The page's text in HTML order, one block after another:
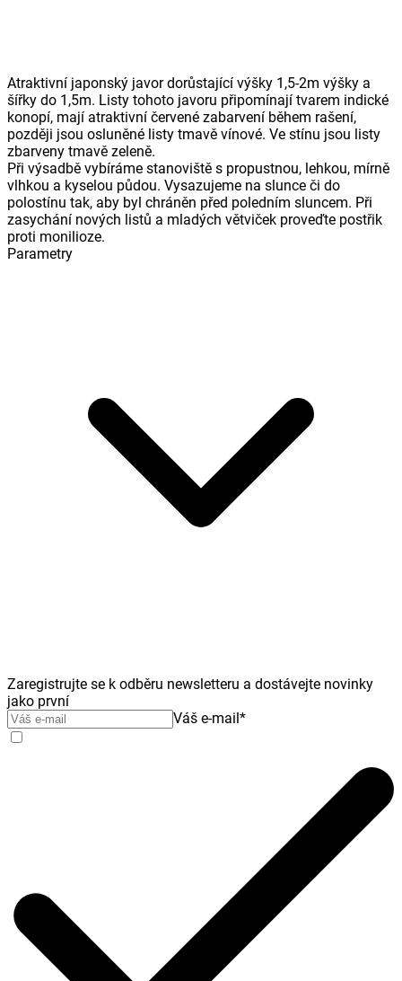
Atraktivní japonský javor dorůstající výšky 1,5-2m výšky a
šířky do 1,5m. Listy tohoto javoru připomínají tvarem indické
konopí, mají atraktivní červené zabarvení během rašení,
později jsou osluněné listy tmavě vínové. Ve stínu jsou listy
zbarveny tmavě zeleně.
Při výsadbě vybíráme stanoviště s propustnou, lehkou, mírně
vlhkou a kyselou půdou. Vysazujeme na slunce či do
polostínu tak, aby byl chráněn před poledním sluncem. Při
zasychání nových listů a mladých větviček proveďte postřik
proti monilioze.
Parametry
Zaregistrujte se k odběru newsletteru a dostávejte novinky
jako první
Váš e-mail*